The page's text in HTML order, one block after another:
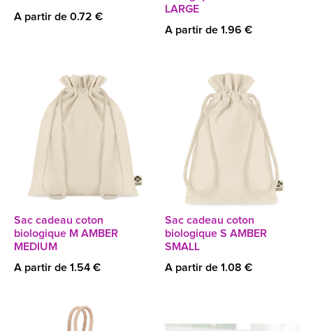
A partir de 0.72 €
LARGE
A partir de 1.96 €
Sac cadeau coton
biologique M AMBER
MEDIUM
A partir de 1.54 €
Sac cadeau coton
biologique S AMBER
SMALL
A partir de 1.08 €